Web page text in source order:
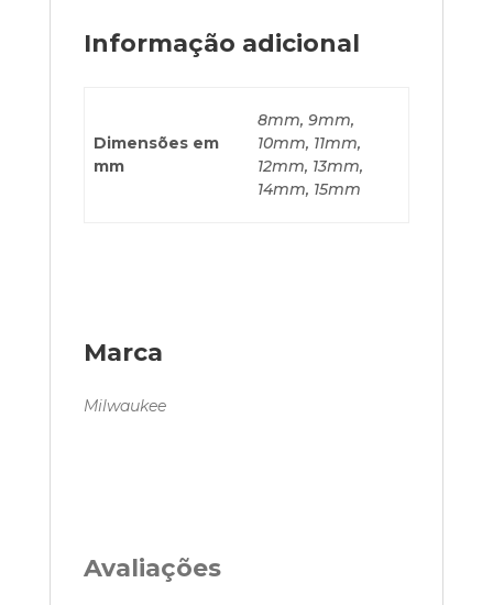
Informação adicional
Dimensões em
mm
8mm, 9mm,
10mm, 11mm,
12mm, 13mm,
14mm, 15mm
Marca
Milwaukee
Avaliações